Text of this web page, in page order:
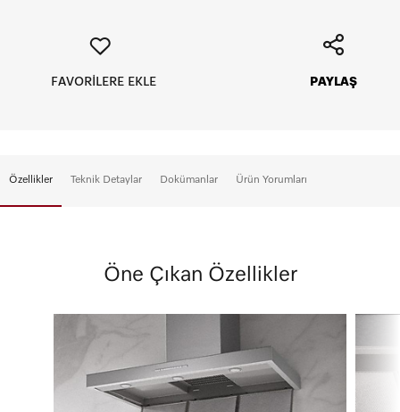
FAVORİLERE EKLE PAYLAŞ
Özellikler Teknik Detaylar Dokümanlar Ürün Yorumları
Öne Çıkan Özellikler